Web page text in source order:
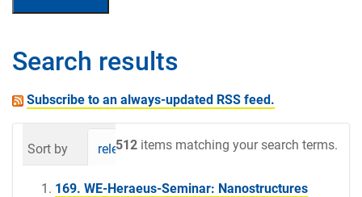
Search results
Subscribe to an always-updated RSS feed.
512 items matching your search terms.
Sort by relevance date (newest first)
169. WE-Heraeus-Seminar: Nanostructures